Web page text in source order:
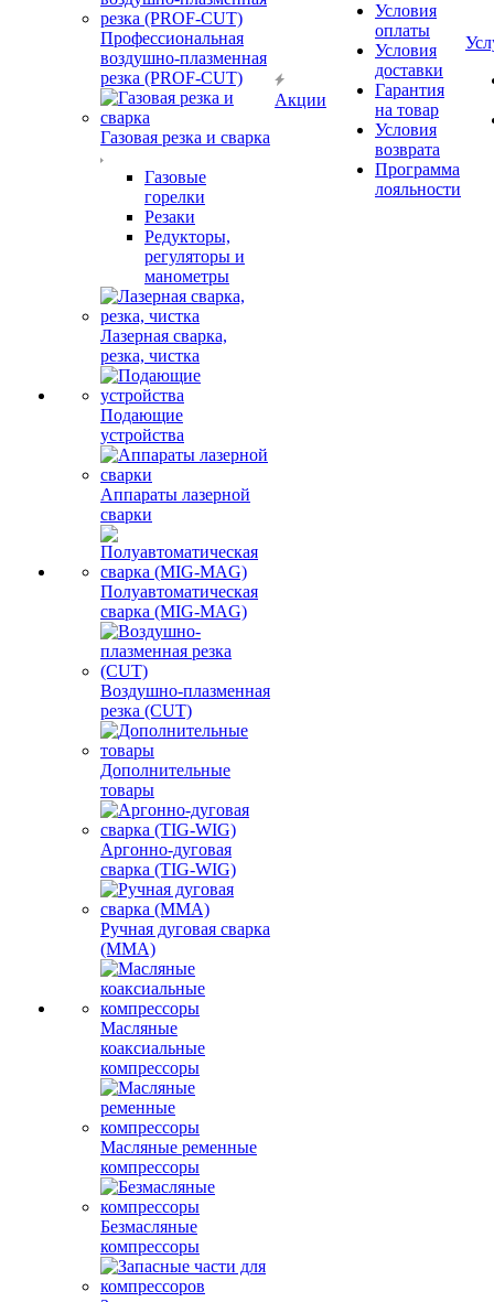
Профессиональная
воздушно-плазменная
резка (PROF-CUT)
Газовая резка и сварка
Газовые
горелки
Резаки
Редукторы,
регуляторы и
манометры
Лазерная сварка,
резка, чистка
Подающие
устройства
Аппараты лазерной
сварки
Полуавтоматическая
сварка (MIG-MAG)
Воздушно-плазменная
резка (CUT)
Дополнительные
товары
Аргонно-дуговая
сварка (TIG-WIG)
Ручная дуговая сварка
(MMA)
Масляные
коаксиальные
компрессоры
Масляные ременные
компрессоры
Безмасляные
компрессоры
Акции
Условия
оплаты
Условия
доставки
Гарантия
на товар
Условия
возврата
Программа
лояльности